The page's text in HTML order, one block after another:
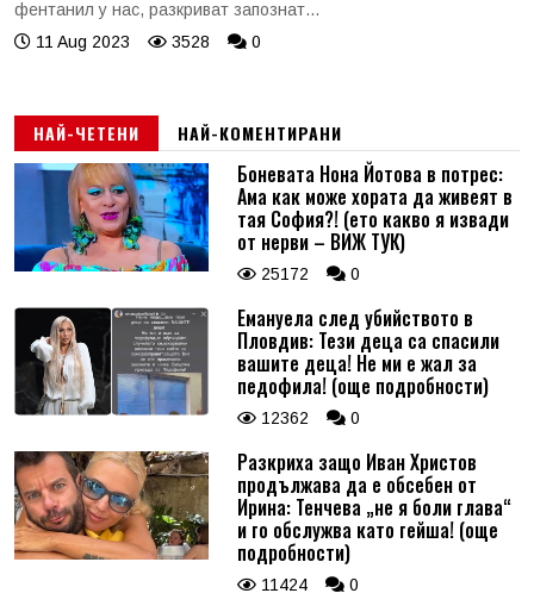
фентанил у нас, разкриват запознат...
11 Aug 2023
3528 0
НАЙ-ЧЕТЕНИ НАЙ-КОМЕНТИРАНИ
Боневата Нона Йотова в потрес:
Ама как може хората да живеят в
тая София?! (ето какво я извади
от нерви – ВИЖ ТУК)
25172 0
Емануела след убийството в
Пловдив: Тези деца са спасили
вашите деца! Не ми е жал за
педофила! (още подробности)
12362 0
Разкриха защо Иван Христов
продължава да е обсебен от
Ирина: Тенчева „не я боли глава“
и го обслужва като гейша! (още
подробности)
11424 0